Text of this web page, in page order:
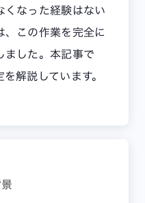
くなった経験はない
この作業を完全に
ました。本記事で
解説しています。